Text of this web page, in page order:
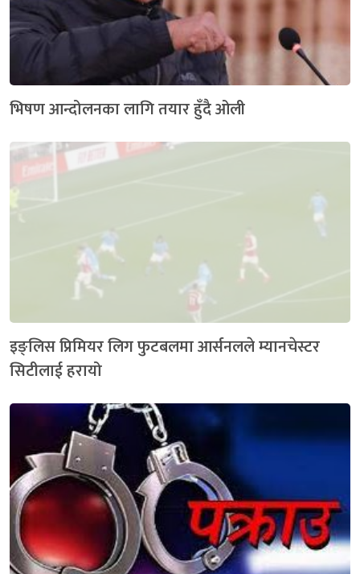
भिषण आन्दोलनका लागि तयार हुँदै ओली
इङ्लिस प्रिमियर लिग फुटबलमा आर्सनलले म्यानचेस्टर
सिटीलाई हरायो